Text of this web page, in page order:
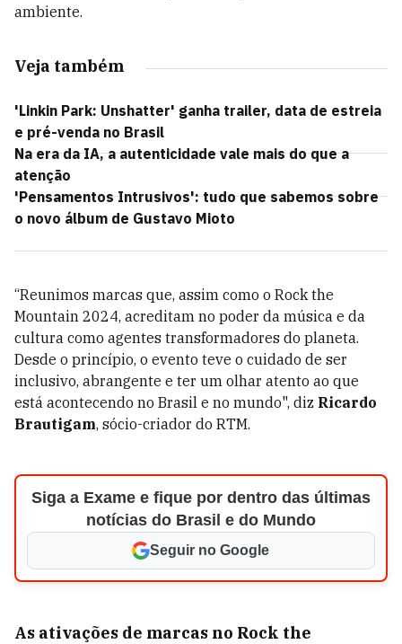
ambiente.
Veja também
'Linkin Park: Unshatter' ganha trailer, data de estreia
e pré-venda no Brasil
Na era da IA, a autenticidade vale mais do que a
atenção
'Pensamentos Intrusivos': tudo que sabemos sobre
o novo álbum de Gustavo Mioto
“Reunimos marcas que, assim como o Rock the
Mountain 2024, acreditam no poder da música e da
cultura como agentes transformadores do planeta.
Desde o princípio, o evento teve o cuidado de ser
inclusivo, abrangente e ter um olhar atento ao que
está acontecendo no Brasil e no mundo", diz Ricardo
Brautigam, sócio-criador do RTM.
Siga a Exame e fique por dentro das últimas
notícias do Brasil e do Mundo
Seguir no Google
As ativações de marcas no Rock the